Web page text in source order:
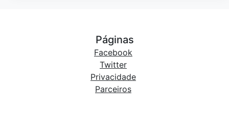
Páginas
Facebook
Twitter
Privacidade
Parceiros